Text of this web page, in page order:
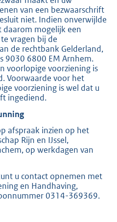
van een bezwaarschrift
niet. Indien onverwijlde
daarom mogelijk een
vragen bij de
de rechtbank Gelderland,
9030 6800 EM Arnhem.
voorlopige voorziening is
Voorwaarde voor het
voorziening is wel dat u
ingediend.
afspraak inzien op het
Rijn en IJssel,
op werkdagen van
u contact opnemen met
en Handhaving,
0314-369369.